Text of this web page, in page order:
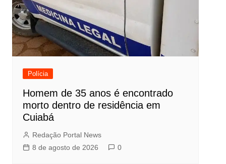
Polícia
Homem de 35 anos é encontrado
morto dentro de residência em
Cuiabá
Redação Portal News
8 de agosto de 2026
0